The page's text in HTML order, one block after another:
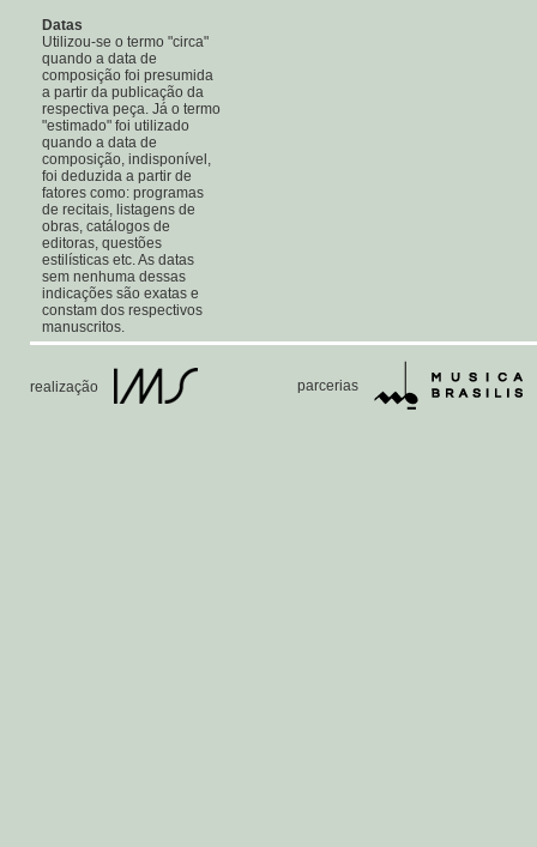
Datas
Utilizou-se o termo "circa"
quando a data de
composição foi presumida
a partir da publicação da
respectiva peça. Já o termo
"estimado" foi utilizado
quando a data de
composição, indisponível,
foi deduzida a partir de
fatores como: programas
de recitais, listagens de
obras, catálogos de
editoras, questões
estilísticas etc. As datas
sem nenhuma dessas
indicações são exatas e
constam dos respectivos
manuscritos.
realização parcerias